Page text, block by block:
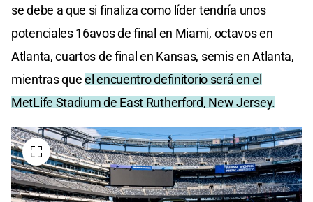
se debe a que si finaliza como líder tendría unos
potenciales 16avos de final en Miami, octavos en
Atlanta, cuartos de final en Kansas, semis en Atlanta,
mientras queel encuentro definitorio será en el
MetLife Stadium de East Rutherford, New Jersey.